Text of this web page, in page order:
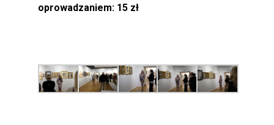
oprowadzaniem: 15 zł